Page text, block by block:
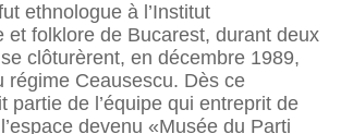
ethnologue à l’Institut
et folklore de Bucarest, durant deux
clôturèrent, en décembre 1989,
régime Ceausescu. Dès ce
partie de l’équipe qui entreprit de
devenu «Musée du Parti